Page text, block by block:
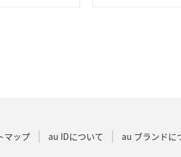
マップ au IDについて au ブランドに